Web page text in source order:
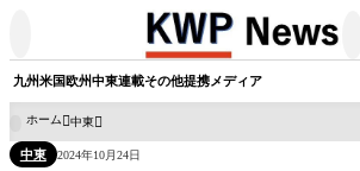
九州米国欧州中東連載その他提携メディア
ホーム 中東
中東 2024年10月24日